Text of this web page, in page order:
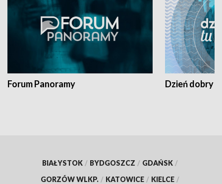
Forum Panoramy Dzień dobry
BIAŁYSTOK / BYDGOSZCZ / GDAŃSK /
GORZÓW WLKP. / KATOWICE / KIELCE /